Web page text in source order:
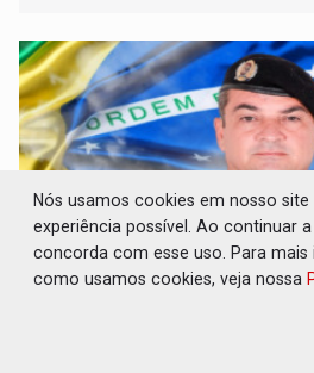
ELEIÇÕES 2026: Sargento
Nós usamos cookies em nosso
experiência possível. Ao continuar
concorda com esse uso. Para
como usamos cookies, veja nossa